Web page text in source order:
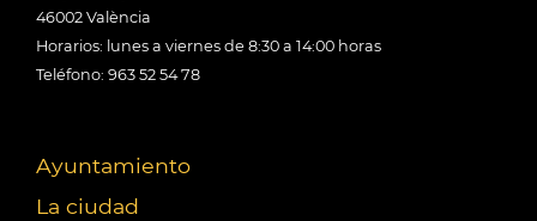
46002 València
Horarios: lunes a viernes de 8:30 a 14:00 horas
Teléfono: 963 52 54 78
Ayuntamiento
La ciudad